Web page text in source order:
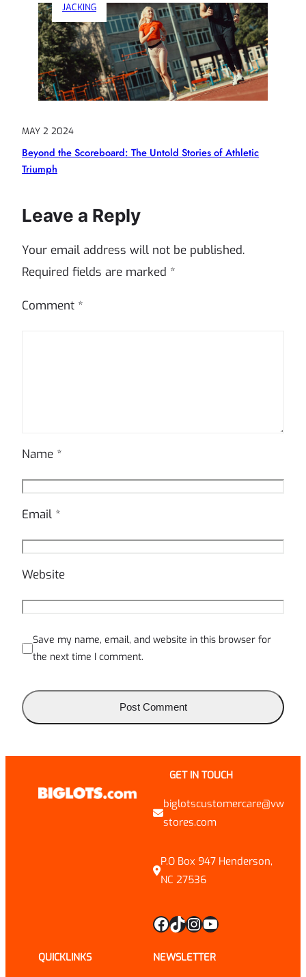
JACKING
MAY 2 2024
Beyond the Scoreboard: The Untold Stories of Athletic
Triumph
Leave a Reply
Your email address will not be published.
Required fields are marked *
Comment *
Name *
Email *
Website
Save my name, email, and website in this browser for
the next time I comment.
GET IN TOUCH
biglotscustomercare@vw
stores.com
P.O Box 947 Henderson,
NC 27536
Facebook TikTok InstagramYouTube
QUICKLINKS NEWSLETTER